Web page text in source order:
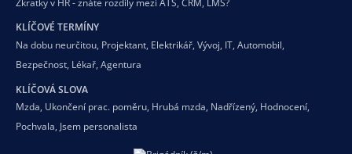
KLÍČOVÉ TERMÍNY
Na dobu neurčitou, Projektant, Elektrikář, Vývoj, IT, Automobil,
Bezpečnost, Lékař, Agentura
KLÍČOVÁ SLOVA
Mzda, Ukončení prac. poměru, Hrubá mzda, Nadřízený, Hodnocení,
Pochvala, Jsem personalista